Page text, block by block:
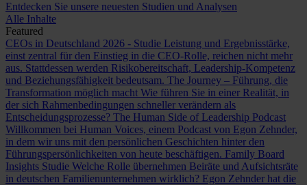
Entdecken Sie unsere neuesten Studien und Analysen
Alle Inhalte
Featured
CEOs in Deutschland 2026 - Studie Leistung und Ergebnisstärke,
einst zentral für den Einstieg in die CEO-Rolle, reichen nicht mehr
aus. Stattdessen werden Risikobereitschaft, Leadership-Kompetenz
und Beziehungsfähigkeit bedeutsam. The Journey – Führung, die
Transformation möglich macht Wie führen Sie in einer Realität, in
der sich Rahmenbedingungen schneller verändern als
Entscheidungsprozesse? The Human Side of Leadership Podcast
Willkommen bei Human Voices, einem Podcast von Egon Zehnder,
in dem wir uns mit den persönlichen Geschichten hinter den
Führungspersönlichkeiten von heute beschäftigen. Family Board
Insights Studie Welche Rolle übernehmen Beiräte und Aufsichtsräte
in deutschen Familienunternehmen wirklich? Egon Zehnder hat die